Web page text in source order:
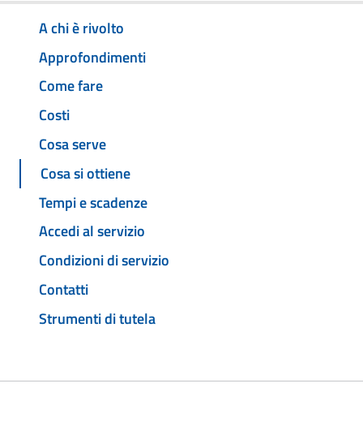
A chi è rivolto
Approfondimenti
Come fare
Costi
Cosa serve
Cosa si ottiene
Tempi e scadenze
Accedi al servizio
Condizioni di servizio
Contatti
Strumenti di tutela